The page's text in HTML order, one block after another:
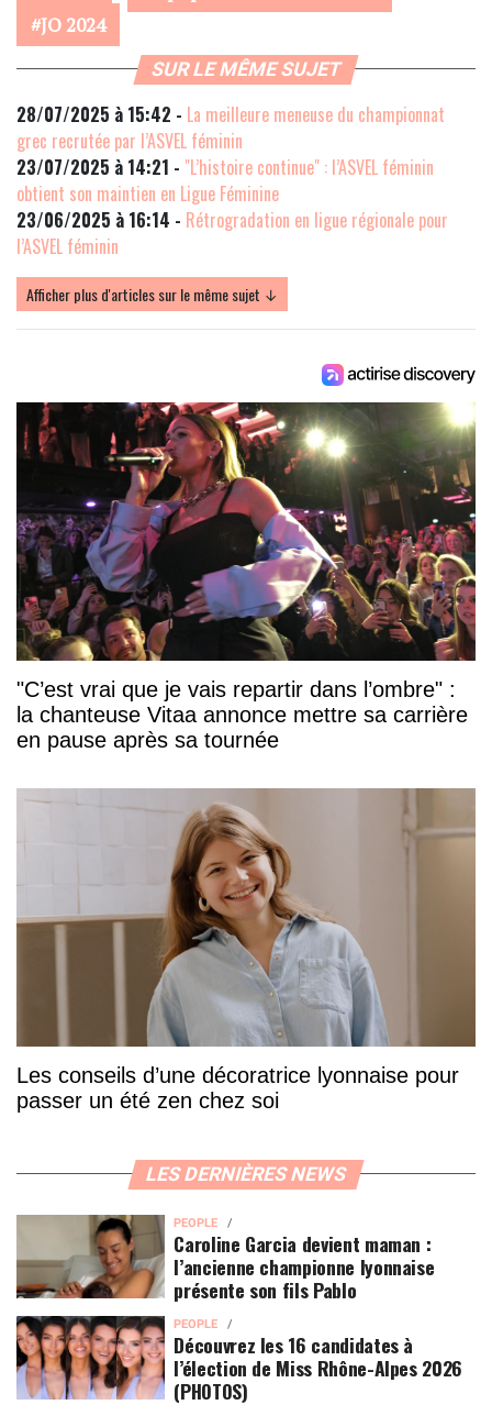
JO 2024
SUR LE MÊME SUJET
28/07/2025 à 15:42 - La meilleure meneuse du championnat
grec recrutée par l’ASVEL féminin
23/07/2025 à 14:21 - "L’histoire continue" : l’ASVEL féminin
obtient son maintien en Ligue Féminine
23/06/2025 à 16:14 - Rétrogradation en ligue régionale pour
l’ASVEL féminin
Afficher plus d'articles sur le même sujet ↓
"C’est vrai que je vais repartir dans l’ombre" :
la chanteuse Vitaa annonce mettre sa carrière
en pause après sa tournée
Les conseils d’une décoratrice lyonnaise pour
passer un été zen chez soi
LES DERNIÈRES NEWS
PEOPLE
Caroline Garcia devient maman :
l’ancienne championne lyonnaise
présente son fils Pablo
PEOPLE
Découvrez les 16 candidates à
l’élection de Miss Rhône-Alpes 2026
(PHOTOS)